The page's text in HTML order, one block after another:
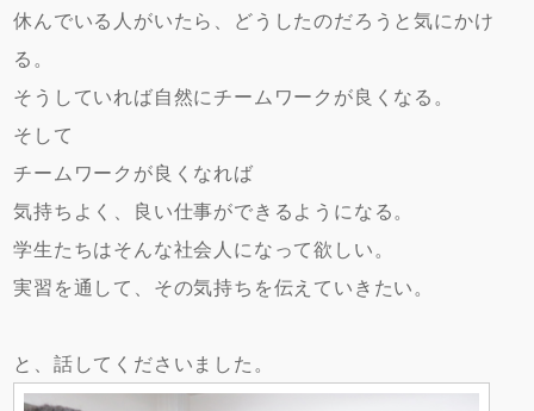
休んでいる人がいたら、どうしたのだろうと気にかけ
る。
そうしていれば自然にチームワークが良くなる。
そして
チームワークが良くなれば
気持ちよく、良い仕事ができるようになる。
学生たちはそんな社会人になって欲しい。
実習を通して、その気持ちを伝えていきたい。
と、話してくださいました。